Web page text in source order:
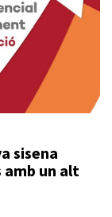
sisena
amb un alt